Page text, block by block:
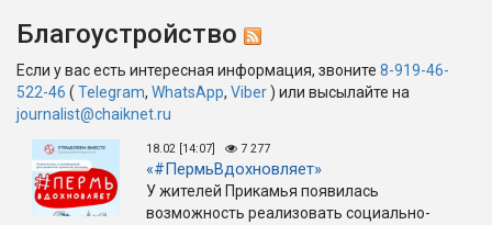
Благоустройство
Если у вас есть интересная информация, звоните 8-919-46-
522-46 ( Telegram, WhatsApp, Viber) или высылайте на
journalist@chaiknet.ru
18.02 [14:07] 7 277
«#ПермьВдохновляет»
У жителей Прикамья появилась
возможность реализовать социально-